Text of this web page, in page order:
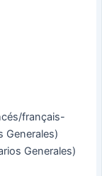
français-
Generales)
Generales)